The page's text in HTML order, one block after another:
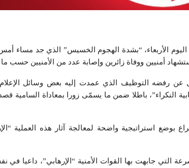
اليوم الأربعاء، “بشدة الهجوم الخسيس” الذي جد مساء أمس
أمنيين ووفاة زائرين وإصابة عدد من الأمنيين حسب
عن رفضه التوظيف الذي عمدت إليه بعض وسائل الإعلام
النكراء”، باطلا ضمن ما يسمّى زورا بمعاداة السامية
بوضع استراتيجية واضحة لمعالجة آثار هذه العملية
التي جابهت بها القوات الأمنية “الإرهابي”، داعيا